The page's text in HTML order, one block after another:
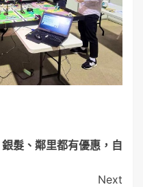
髮、鄰里都有優惠，自
Next